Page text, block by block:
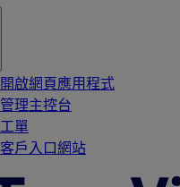
開啟網頁應用程式
管理主控台
工單
客戶入口網站